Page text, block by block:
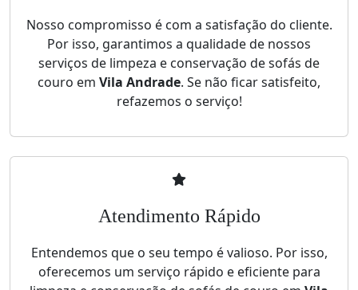
Nosso compromisso é com a satisfação do cliente.
Por isso, garantimos a qualidade de nossos
serviços de limpeza e conservação de sofás de
couro em Vila Andrade. Se não ficar satisfeito,
refazemos o serviço!
Atendimento Rápido
Entendemos que o seu tempo é valioso. Por isso,
oferecemos um serviço rápido e eficiente para